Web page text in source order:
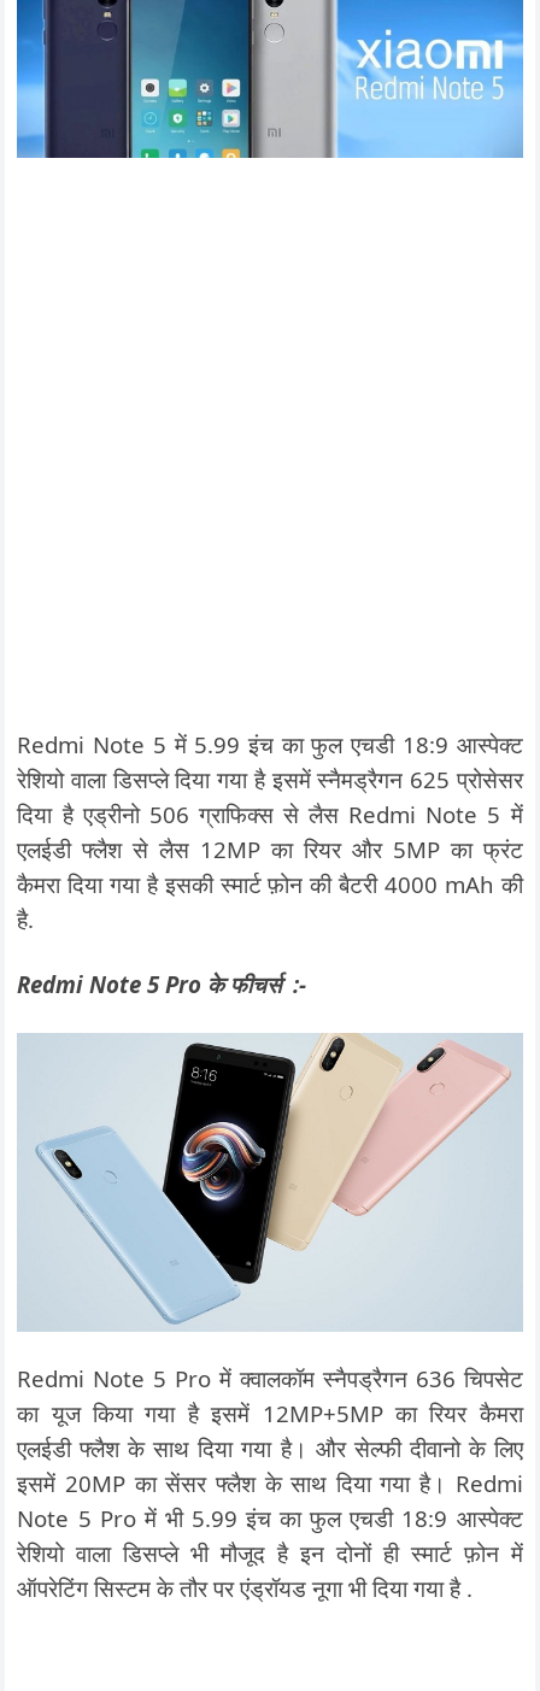
Redmi Note 5 में 5.99 इंच का फुल एचडी 18:9 आस्‍पेक्‍ट
रेशियो वाला डिसप्‍ले दिया गया है इसमें स्‍नैमड्रैगन 625 प्रोसेसर
दिया है एड्रीनो 506 ग्राफिक्‍स से लैस Redmi Note 5 में
एलईडी फ्लैश से लैस 12MP का रियर और 5MP का फ्रंट
कैमरा दिया गया है इसकी स्मार्ट फ़ोन की बैटरी 4000 mAh की
है.
Redmi Note 5 Pro के फीचर्स :-
Redmi Note 5 Pro में क्‍वालकॉम स्‍नैपड्रैगन 636 चिपसेट
का यूज किया गया है इसमें 12MP+5MP का रियर कैमरा
एलईडी फ्लैश के साथ दिया गया है। और सेल्‍फी दीवानो के लिए
इसमें 20MP का सेंसर फ्लैश के साथ दिया गया है। Redmi
Note 5 Pro में भी 5.99 इंच का फुल एचडी 18:9 आस्‍पेक्‍ट
रेशियो वाला डिसप्‍ले भी मौजूद है इन दोनों ही स्मार्ट फ़ोन में
ऑपरेटिंग सिस्‍टम के तौर पर एंड्रॉयड नूगा भी दिया गया है .